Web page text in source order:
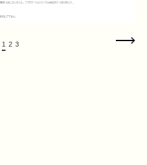
1 2 3